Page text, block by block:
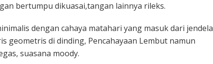
bertumpu dikuasai,tangan lainnya rileks.
dengan cahaya matahari yang masuk dari jendela
geometris di dinding, Pencahayaan Lembut namun
suasana moody.